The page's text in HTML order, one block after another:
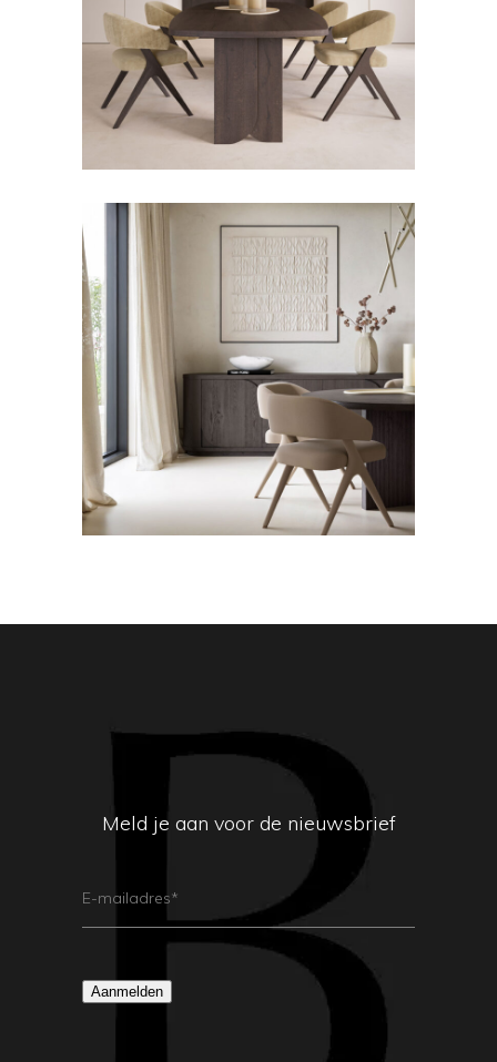
Eetkamerstoel Lido
DRESSOIRS EN TV-
MEUBELS
Dressoir Asti
Meld je aan voor de nieuwsbrief
Mailadres
Aanmelden